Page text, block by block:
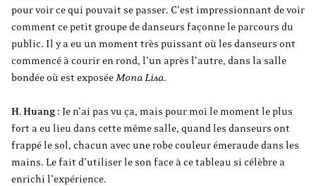
pour voir ce qui pouvait se passer. C’est impressionnant de voir
comment ce petit groupe de danseurs façonne le parcours du
public. Il y a eu un moment très puissant où les danseurs ont
commencé à courir en rond, l’un après l’autre, dans la salle
bondée où est exposéeMona Lisa.
H. Huang : Je n’ai pas vu ça, mais pour moi le moment le plus
fort a eu lieu dans cette même salle, quand les danseurs ont
frappé le sol, chacun avec une robe couleur émeraude dans les
mains. Le fait d’utiliser le son face à ce tableau si célèbre a
enrichi l’expérience.